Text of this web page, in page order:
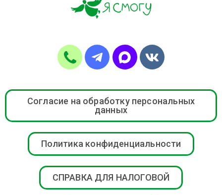
Согласие на обработку персональных
данных
Политика конфиденциальности
СПРАВКА ДЛЯ НАЛОГОВОЙ